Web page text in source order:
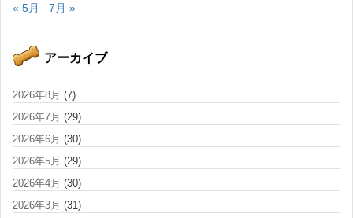
« 5月 7月 »
アーカイブ
2026年8月 (7)
2026年7月 (29)
2026年6月 (30)
2026年5月 (29)
2026年4月 (30)
2026年3月 (31)